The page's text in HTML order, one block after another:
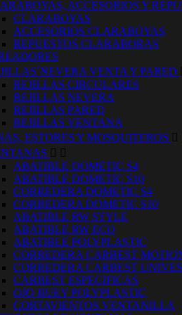
ACCESORIOS Y
CLARABOYAS
ACCESORIOS CLARABOYAS
REPUESTOS CLARABORAS
VENTA Y PARED
REJILLAS CIRCULARES
REJILLAS NEVERA
REJILLAS PARED
REJILLAS VENTANA
ESTORES Y MOSQUITEROS 
 
ABATIBLE DOMETIC S4
ABATIBLE DOMETIC S10
CORREDERA DOMETIC S4
CORREDERA DOMETIC S10
ABATIBLE RW STYLE
ABATIBLE RW ECO
ABATIBLE POLYPLASTIC
CORREDERA CARBEST
CORREDERA CARBEST
CARBEST ESPECIFICAS
OJO BUEY POLYPLASTIC
CORTAVIENTOS VENTANILLA